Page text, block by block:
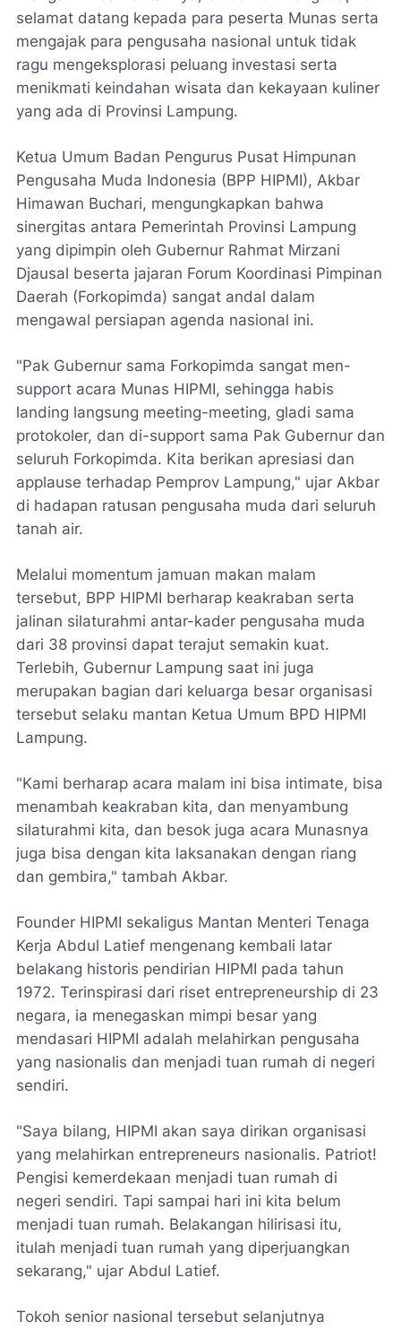
selamat datang kepada para peserta Munas serta
mengajak para pengusaha nasional untuk tidak
ragu mengeksplorasi peluang investasi serta
menikmati keindahan wisata dan kekayaan kuliner
yang ada di Provinsi Lampung.
Ketua Umum Badan Pengurus Pusat Himpunan
Pengusaha Muda Indonesia (BPP HIPMI), Akbar
Himawan Buchari, mengungkapkan bahwa
sinergitas antara Pemerintah Provinsi Lampung
yang dipimpin oleh Gubernur Rahmat Mirzani
Djausal beserta jajaran Forum Koordinasi Pimpinan
Daerah (Forkopimda) sangat andal dalam
mengawal persiapan agenda nasional ini.
​"Pak Gubernur sama Forkopimda sangat men-
support acara Munas HIPMI, sehingga habis
landing langsung meeting-meeting, gladi sama
protokoler, dan di-support sama Pak Gubernur dan
seluruh Forkopimda. Kita berikan apresiasi dan
applause terhadap Pemprov Lampung," ujar Akbar
di hadapan ratusan pengusaha muda dari seluruh
tanah air.
Melalui momentum jamuan makan malam
tersebut, BPP HIPMI berharap keakraban serta
jalinan silaturahmi antar-kader pengusaha muda
dari 38 provinsi dapat terajut semakin kuat.
Terlebih, Gubernur Lampung saat ini juga
merupakan bagian dari keluarga besar organisasi
tersebut selaku mantan Ketua Umum BPD HIPMI
Lampung.
​"Kami berharap acara malam ini bisa intimate, bisa
menambah keakraban kita, dan menyambung
silaturahmi kita, dan besok juga acara Munasnya
juga bisa dengan kita laksanakan dengan riang
dan gembira," tambah Akbar.
Founder HIPMI sekaligus Mantan Menteri Tenaga
Kerja Abdul Latief mengenang kembali latar
belakang historis pendirian HIPMI pada tahun
1972. Terinspirasi dari riset entrepreneurship di 23
negara, ia menegaskan mimpi besar yang
mendasari HIPMI adalah melahirkan pengusaha
yang nasionalis dan menjadi tuan rumah di negeri
sendiri.
​"Saya bilang, HIPMI akan saya dirikan organisasi
yang melahirkan entrepreneurs nasionalis. Patriot!
Pengisi kemerdekaan menjadi tuan rumah di
negeri sendiri. Tapi sampai hari ini kita belum
menjadi tuan rumah. Belakangan hilirisasi itu,
itulah menjadi tuan rumah yang diperjuangkan
sekarang," ujar Abdul Latief.
​Tokoh senior nasional tersebut selanjutnya